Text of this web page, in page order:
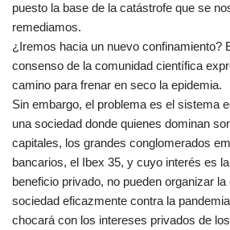
puesto la base de la catástrofe que se
remediamos.
¿Iremos hacia un nuevo confinamiento?
consenso de la comunidad científica
camino para frenar en seco la epidemia.
Sin embargo, el problema es el sistema
una sociedad donde quienes dominan
capitales, los grandes conglomerados
bancarios, el Ibex 35, y cuyo interés es
beneficio privado, no pueden organizar
sociedad eficazmente contra la
chocará con los intereses privados de